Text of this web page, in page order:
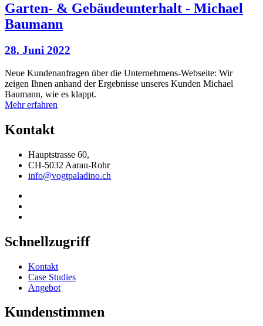
Garten- & Gebäudeunterhalt - Michael
Baumann
28. Juni 2022
Neue Kundenanfragen über die Unternehmens-Webseite: Wir
zeigen Ihnen anhand der Ergebnisse unseres Kunden Michael
Baumann, wie es klappt.
Mehr erfahren
Kontakt
Hauptstrasse 60,
CH-5032 Aarau-Rohr
info@vogtpaladino.ch
Schnellzugriff
Kontakt
Case Studies
Angebot
Kundenstimmen